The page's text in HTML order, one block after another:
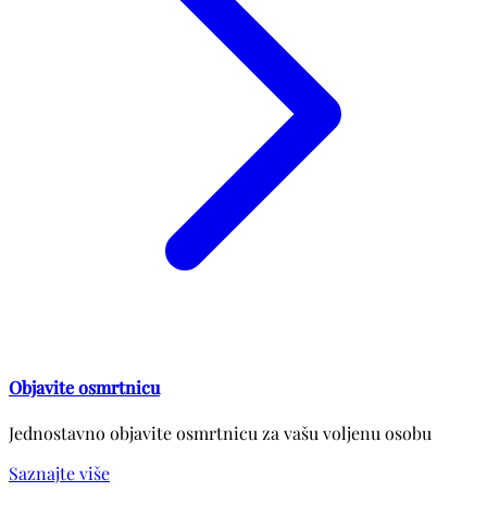
Objavite osmrtnicu
Jednostavno objavite osmrtnicu za vašu voljenu osobu
Saznajte više